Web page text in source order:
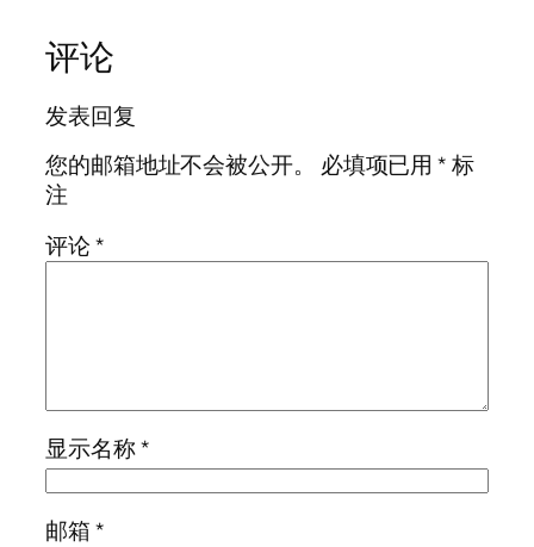
评论
发表回复
您的邮箱地址不会被公开。
必填项已用*标
注
评论*
显示名称*
邮箱*